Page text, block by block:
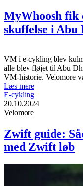
MyWhoosh fik
skuffelse i Abu
VM i e-cykling blev
alle blev fløjet til Abu
VM-historie. Velomore
Læs mere
E-cykling
20.10.2024
Velomore
Zwift guide:
med Zwift løb